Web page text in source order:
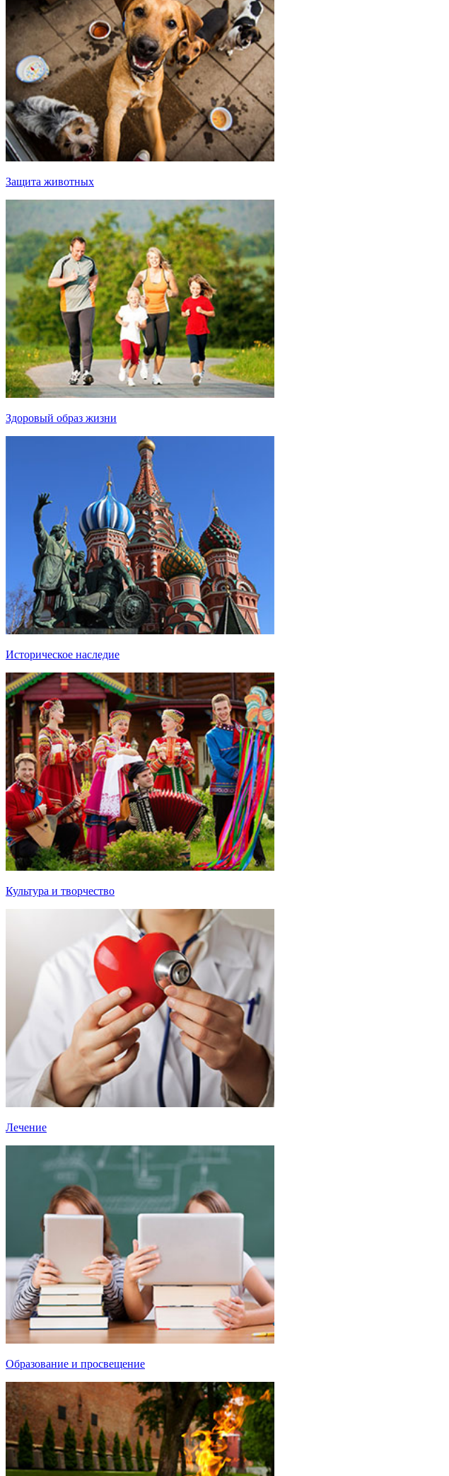
Защита животных
Здоровый образ жизни
Историческое наследие
Культура и творчество
Лечение
Образование и просвещение